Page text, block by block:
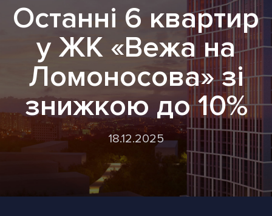
Останні 6 квартир
у ЖК «Вежа на
Ломоносова» зі
знижкою до 10%
18.12.2025